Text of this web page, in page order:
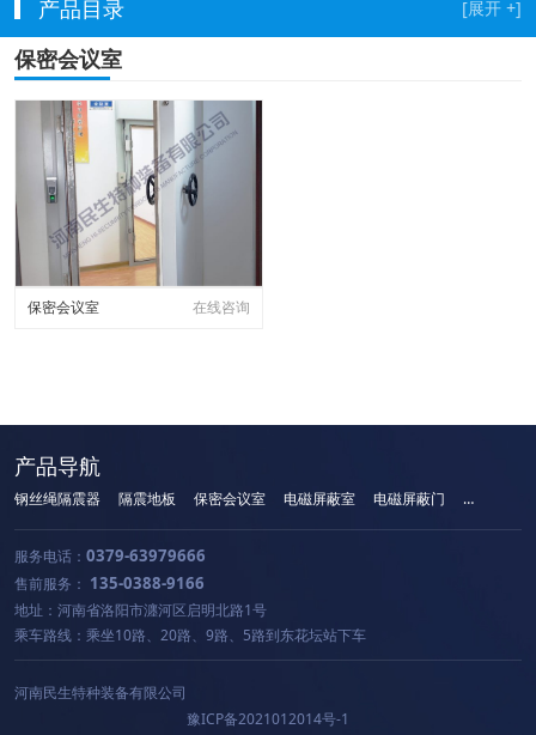
产品目录
保密会议室
保密会议室 在线咨询
产品导航
钢丝绳隔震器 隔震地板 保密会议室 电磁屏蔽室 电磁屏蔽门 手机屏蔽柜
服务电话： 0379-63979666
售前服务： 135-0388-9166
地址：河南省洛阳市瀍河区启明北路1号
乘车路线：乘坐10路、20路、9路、5路到东花坛站下车
河南民生特种装备有限公司
豫ICP备2021012014号-1